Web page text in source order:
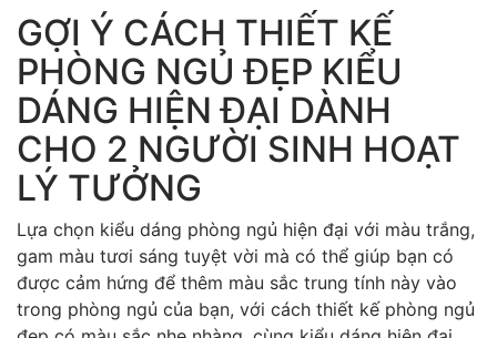
GỢI Ý CÁCH THIẾT KẾ
PHÒNG NGỦ ĐẸP KIỂU
DÁNG HIỆN ĐẠI DÀNH
CHO 2 NGƯỜI SINH HOẠT
LÝ TƯỞNG
Lựa chọn kiểu dáng phòng ngủ hiện đại với màu trắng,
gam màu tươi sáng tuyệt vời mà có thể giúp bạn có
được cảm hứng để thêm màu sắc trung tính này vào
trong phòng ngủ của bạn, với cách thiết kế phòng ngủ